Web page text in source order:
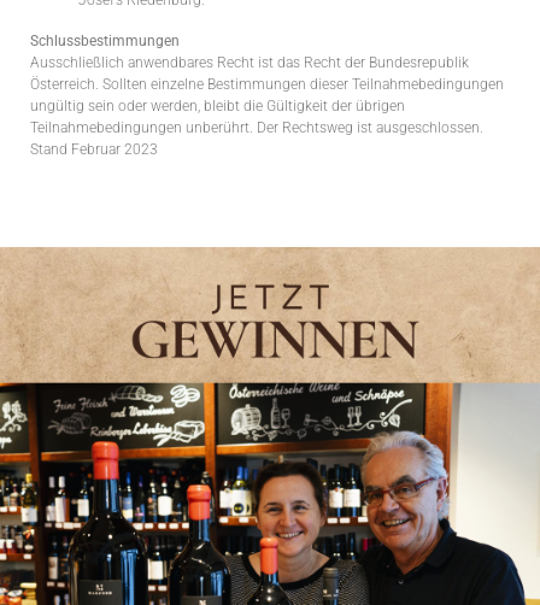
Schlussbestimmungen
Ausschließlich anwendbares Recht ist das Recht der Bundesrepublik
Österreich. Sollten einzelne Bestimmungen dieser Teilnahmebedingungen
ungültig sein oder werden, bleibt die Gültigkeit der übrigen
Teilnahmebedingungen unberührt. Der Rechtsweg ist ausgeschlossen.
Stand Februar 2023